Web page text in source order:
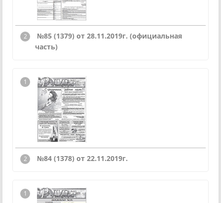
№85 (1379) от 28.11.2019г. (официальная
часть)
№84 (1378) от 22.11.2019г.